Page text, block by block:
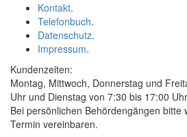
Kontakt.
Telefonbuch.
Datenschutz.
Impressum.
Kundenzeiten:
Montag, Mittwoch, Donnerstag und
Uhr und Dienstag von 7:30 bis 17:00 Uhr
Bei persönlichen Behördengängen bitte
Termin vereinbaren.